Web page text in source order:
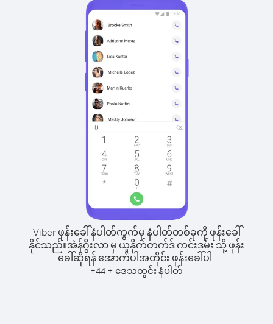
Viber ဖုန်းခေါ်နံပါတ်ကွက်မှ နံပါတ်တစ်ခုကို ဖုန်းခေါ်
နိုင်သည်။အဲန်ဂွီးလာ မှ ယူနိုက်တက်ဒ် ကင်းဒမ်း သို့ ဖုန်း
ခေါ်ဆိုရန် အောက်ပါအတိုင်း ဖုန်းခေါ်ပါ-
+44 + ဒေသတွင်း နံပါတ်